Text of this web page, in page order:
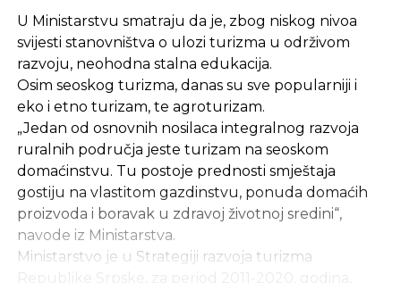
U Ministarstvu smatraju da je, zbog niskog nivoa
svijesti stanovništva o ulozi turizma u održivom
razvoju, neohodna stalna edukacija.
Osim seoskog turizma, danas su sve popularniji i
eko i etno turizam, te agroturizam.
„Jedan od osnovnih nosilaca integralnog razvoja
ruralnih područja jeste turizam na seoskom
domaćinstvu. Tu postoje prednosti smještaja
gostiju na vlastitom gazdinstvu, ponuda domaćih
proizvoda i boravak u zdravoj životnoj sredini“,
navode iz Ministarstva.
Ministarstvo je u Strategiji razvoja turizma